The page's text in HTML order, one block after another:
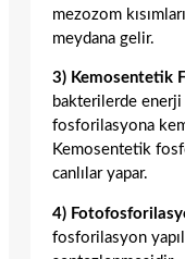
mezozom
meydana gelir.
3) Kemosentetik
bakterilerde enerji
fosforilasyona
Kemosentetik
canlılar yapar.
4)
fosforilasyon